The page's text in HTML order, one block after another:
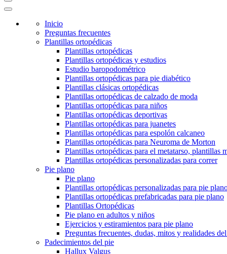
Inicio
Preguntas frecuentes
Plantillas ortopédicas
Plantillas ortopédicas
Plantillas ortopédicas y estudios
Estudio baropodométrico
Plantillas ortopédicas para pie diabético
Plantillas clásicas ortopédicas
Plantillas ortopédicas de calzado de moda
Plantillas ortopédicas para niños
Plantillas ortopédicas deportivas
Plantillas ortopédicas para juanetes
Plantillas ortopédicas para espolón calcaneo
Plantillas ortopédicas para Neuroma de Morton
Plantillas ortopédicas para el metatarso, plantillas
Plantillas ortopédicas personalizadas para correr
Pie plano
Pie plano
Plantillas ortopédicas personalizadas para pie
Plantillas ortopédicas prefabricadas para pie plano
Plantillas Ortopédicas
Pie plano en adultos y niños
Ejercicios y estiramientos para pie plano
Preguntas frecuentes, dudas, mitos y realidades
Padecimientos del pie
Hallux Valgus